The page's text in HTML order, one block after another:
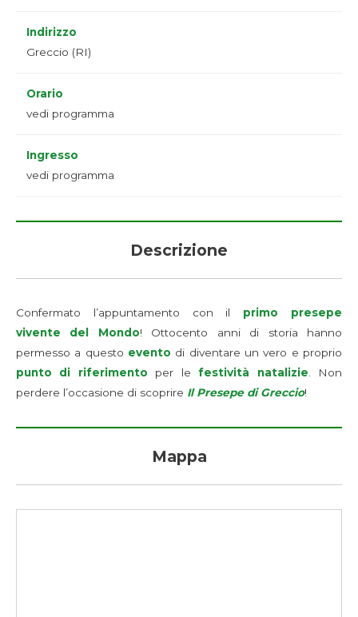
Indirizzo
Greccio (RI)
Orario
vedi programma
Ingresso
vedi programma
Descrizione
Confermato l’appuntamento con il primo presepe
vivente del Mondo! Ottocento anni di storia hanno
permesso a questo evento di diventare un vero e proprio
punto di riferimento per lefestività natalizie. Non
perdere l’occasione di scoprire Il Presepe di Greccio!
Mappa